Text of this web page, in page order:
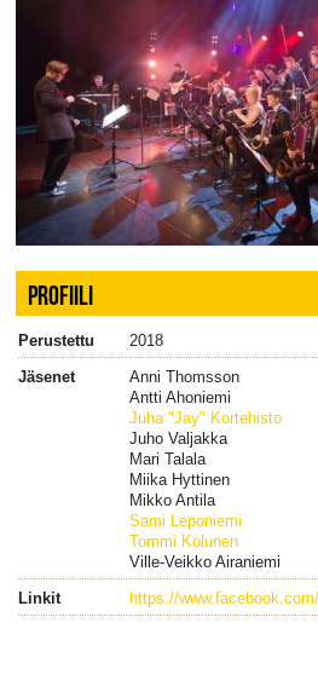
PROFIILI
Perustettu
2018
Jäsenet
Anni Thomsson
Antti Ahoniemi
Juha "Jay" Kortehisto
Juho Valjakka
Mari Talala
Miika Hyttinen
Mikko Antila
Sami Leponiemi
Tommi Kolunen
Ville-Veikko Airaniemi
Linkit
https://